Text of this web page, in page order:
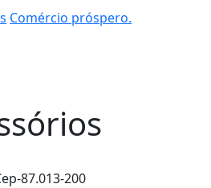
Comércio próspero.
87.013-200